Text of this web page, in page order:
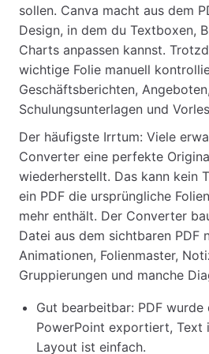
sollen. Canva macht aus dem
Design, in dem du Textboxen,
Charts anpassen kannst.
wichtige Folie manuell
Geschäftsberichten, Angeboten,
Schulungsunterlagen und
Der häufigste Irrtum: Viele
Converter eine perfekte
wiederherstellt. Das kann kein
ein PDF die ursprüngliche
mehr enthält. Der Converter
Datei aus dem sichtbaren PDF
Animationen, Folienmaster,
Gruppierungen und manche
Gut bearbeitbar: PDF wurde
PowerPoint exportiert, Text
Layout ist einfach.